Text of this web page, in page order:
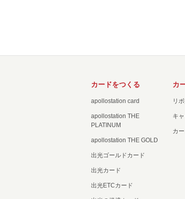
カードをつくる
apollostation card
apollostation THE
PLATINUM
apollostation THE GOLD
出光ゴールドカード
出光カード
出光ETCカード
カ
リ
キ
カ